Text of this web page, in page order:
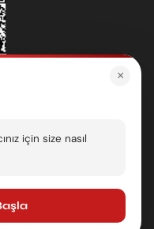
×
için size nasıl